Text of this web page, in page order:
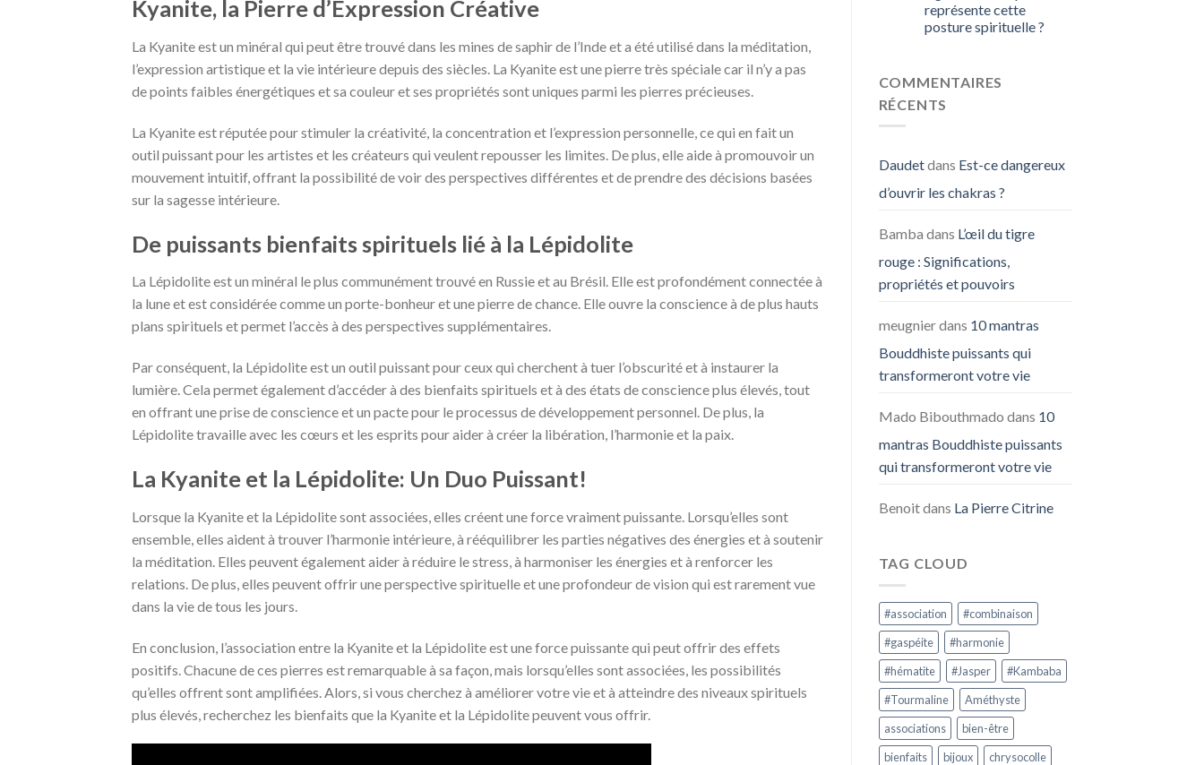
Kyanite, la Pierre d’Expression Créative
La Kyanite est un minéral qui peut être trouvé dans les mines de saphir de l’Inde et a été utilisé dans la méditation,
l’expression artistique et la vie intérieure depuis des siècles. La Kyanite est une pierre très spéciale car il n’y a pas
de points faibles énergétiques et sa couleur et ses propriétés sont uniques parmi les pierres précieuses.
La Kyanite est réputée pour stimuler la créativité, la concentration et l’expression personnelle, ce qui en fait un
outil puissant pour les artistes et les créateurs qui veulent repousser les limites. De plus, elle aide à promouvoir un
mouvement intuitif, offrant la possibilité de voir des perspectives différentes et de prendre des décisions basées
sur la sagesse intérieure.
De puissants bienfaits spirituels lié à la Lépidolite
La Lépidolite est un minéral le plus communément trouvé en Russie et au Brésil. Elle est profondément connectée à
la lune et est considérée comme un porte-bonheur et une pierre de chance. Elle ouvre la conscience à de plus hauts
plans spirituels et permet l’accès à des perspectives supplémentaires.
Par conséquent, la Lépidolite est un outil puissant pour ceux qui cherchent à tuer l’obscurité et à instaurer la
lumière. Cela permet également d’accéder à des bienfaits spirituels et à des états de conscience plus élevés, tout
en offrant une prise de conscience et un pacte pour le processus de développement personnel. De plus, la
Lépidolite travaille avec les cœurs et les esprits pour aider à créer la libération, l’harmonie et la paix.
La Kyanite et la Lépidolite: Un Duo Puissant!
Lorsque la Kyanite et la Lépidolite sont associées, elles créent une force vraiment puissante. Lorsqu’elles sont
ensemble, elles aident à trouver l’harmonie intérieure, à rééquilibrer les parties négatives des énergies et à soutenir
la méditation. Elles peuvent également aider à réduire le stress, à harmoniser les énergies et à renforcer les
relations. De plus, elles peuvent offrir une perspective spirituelle et une profondeur de vision qui est rarement vue
dans la vie de tous les jours.
En conclusion, l’association entre la Kyanite et la Lépidolite est une force puissante qui peut offrir des effets
positifs. Chacune de ces pierres est remarquable à sa façon, mais lorsqu’elles sont associées, les possibilités
qu’elles offrent sont amplifiées. Alors, si vous cherchez à améliorer votre vie et à atteindre des niveaux spirituels
plus élevés, recherchez les bienfaits que la Kyanite et la Lépidolite peuvent vous offrir.
représente cette
posture spirituelle ?
COMMENTAIRES
RÉCENTS
Daudetdans Est-ce dangereux
d’ouvrir les chakras ?
Bamba dans L’œil du tigre
rouge : Significations,
propriétés et pouvoirs
meugnierdans 10 mantras
Bouddhiste puissants qui
transformeront votre vie
Mado Bibouthmado dans 10
mantras Bouddhiste puissants
qui transformeront votre vie
Benoitdans La Pierre Citrine
TAG CLOUD
#association
#combinaison
#gaspéite
#harmonie
#hématite
#Jasper
#Kambaba
#Tourmaline
Améthyste
associations
bien-être
bienfaits
bijoux
chrysocolle